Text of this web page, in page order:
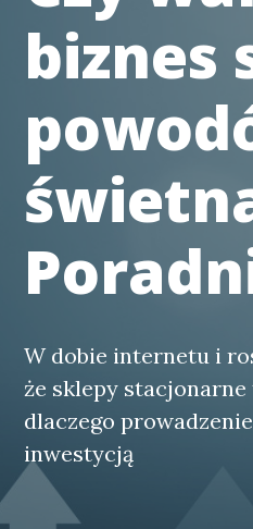
biznes
W dobie internetu i
że sklepy
dlaczego
inwestycją